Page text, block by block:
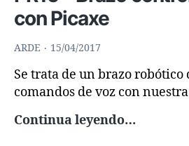
con Picaxe
ARDE 15/04/2017
Se trata de un brazo
comandos de voz con
Continua leyendo…PR15